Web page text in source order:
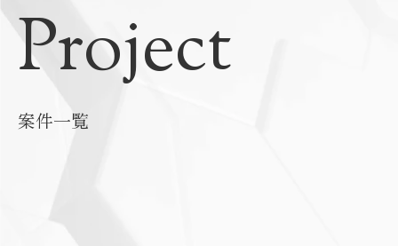
Project
案件一覧